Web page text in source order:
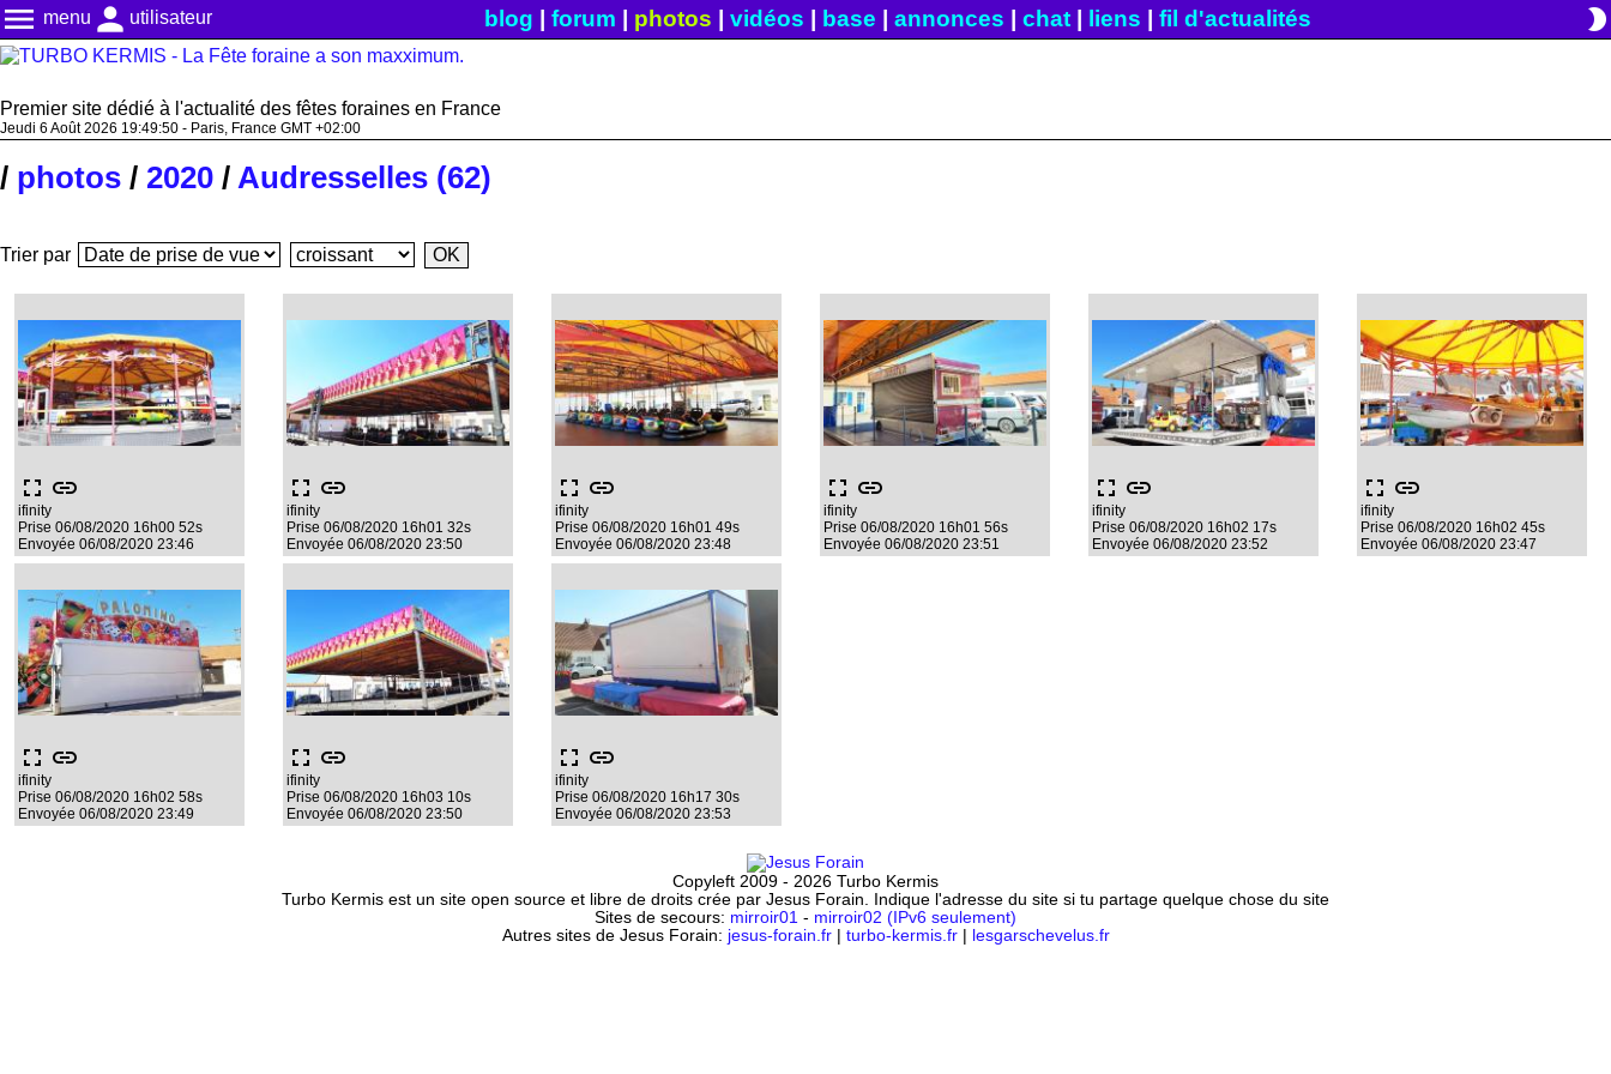
menu menu person utilisateur blog forum photos vidéos base annonces chat| liens fil d'actualités brightness_2
Premier site dédié à l'actualité des fêtes foraines en France
Jeudi 6 Août 2026 19:49:50 - Paris, France GMT +02:00
/ photos / 2020 / Audresselles (62)
Trier par
fullscreen link
ifinity
Prise 06/08/2020 16h00 52s
Envoyée 06/08/2020 23:46
fullscreen link
ifinity
Prise 06/08/2020 16h01 32s
Envoyée 06/08/2020 23:50
fullscreen link
ifinity
Prise 06/08/2020 16h01 49s
Envoyée 06/08/2020 23:48
fullscreen link
ifinity
Prise 06/08/2020 16h01 56s
Envoyée 06/08/2020 23:51
fullscreen link
ifinity
Prise 06/08/2020 16h02 17s
Envoyée 06/08/2020 23:52
fullscreen link
ifinity
Prise 06/08/2020 16h02 45s
Envoyée 06/08/2020 23:47
fullscreen link
ifinity
Prise 06/08/2020 16h02 58s
Envoyée 06/08/2020 23:49
fullscreen link
ifinity
Prise 06/08/2020 16h03 10s
Envoyée 06/08/2020 23:50
fullscreen link
ifinity
Prise 06/08/2020 16h17 30s
Envoyée 06/08/2020 23:53
Copyleft 2009 - 2026 Turbo Kermis
Turbo Kermis est un site open source et libre de droits crée par Jesus Forain. Indique l'adresse du site si tu partage quelque chose du site
Sites de secours: mirroir01 - mirroir02 (IPv6 seulement)
Autres sites de Jesus Forain: jesus-forain.fr| turbo-kermis.fr| lesgarschevelus.fr